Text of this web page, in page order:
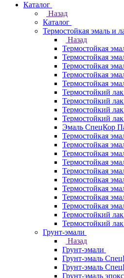
Каталог
Назад
Каталог
Термостойкая эмаль и
Назад
Термостойкая
Термостойкая
Термостойкая
Термостойкая
Термостойкая
Термостойкий
Термостойкий
Термостойкий
Термостойкий
Эмаль СпецКор
Термостойкая
Термостойкая
Термостойкая
Термостойкая
Термостойкая
Термостойкая
Термостойкая
Термостойкая
Термостойкая
Термостойкий
Термостойкий
Грунт-эмали
Назад
Грунт-эмали
Грунт-эмаль
Грунт-эмаль
Грунт-эмаль